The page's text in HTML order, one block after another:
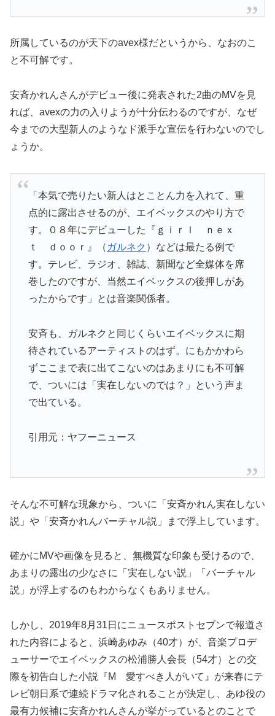
所属しているのが天下のavex様だというから、なおのこ
と不可解です。
安斉かれんさんがデビュー後に発表された2曲のMVを見
れば、avexの力の入りようが十分伝わるのですが、なぜ
今までの大型新人のようなド派手な宣伝を行わないのでし
ょうか。
「本気で売りたい新人はとことん力を入れて、重
点的に露出させるのが、エイベックスのやり方で
す。０８年にデビューした『ｇｉｒｌ ｎｅｘ
ｔ ｄｏｏｒ』（ ガルネク ）などは最たる例で
す。テレビ、ラジオ、雑誌、新聞など全媒体を席
巻したのですが、当然エイベックスの後押しがあ
ったからです」とは音楽関係者。
安斉も、ガルネクと同じくらいエイベックスに期
待されているアーティストのはず。にもかかわら
ずここまで表に出てこないのはあまりにも不可解
で、ついには「実在しないのでは？」という声ま
で出ている。
引用元：ヤフーニュース
そんな不可解な現象から、ついに「安斉かれん実在しない
説」や「安斉かれんバーチャル説」まで浮上しています。
確かにMVや画像を見ると、無機質な印象も受けるので、
あまりの露出の少なさに「実在しない説」「バーチャル
説」が浮上するのもわからなくもありません。
しかし、2019年8月31日にニュースポストセブンで報道さ
れた内容によると、浜崎あゆみ（40才）が、音楽プロデ
ューサーでエイベックスの松浦勝人会長（54才）との交
際を初告白した小説『M 愛すべき人がいて』が来春にテ
レビ朝日系で連続ドラマ化されることが決定し、あゆ役の
最有力候補に安斉かれんさんが挙がっているとのことで